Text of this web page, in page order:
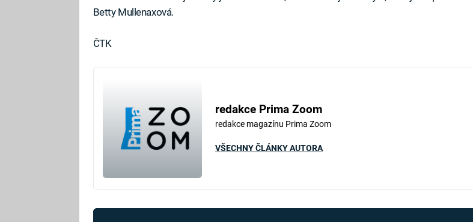
Betty Mullenaxová.
ČTK
redakce Prima Zoom
redakce magazínu Prima Zoom
VŠECHNY ČLÁNKY AUTORA